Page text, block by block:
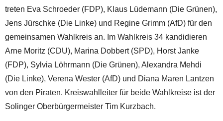
treten Eva Schroeder (FDP), Klaus Lüdemann (Die Grünen),
Jens Jürschke (Die Linke) und Regine Grimm (AfD) für den
gemeinsamen Wahlkreis an. Im Wahlkreis 34 kandidieren
Arne Moritz (CDU), Marina Dobbert (SPD), Horst Janke
(FDP), Sylvia Löhrmann (Die Grünen), Alexandra Mehdi
(Die Linke), Verena Wester (AfD) und Diana Maren Lantzen
von den Piraten. Kreiswahlleiter für beide Wahlkreise ist der
Solinger Oberbürgermeister Tim Kurzbach.